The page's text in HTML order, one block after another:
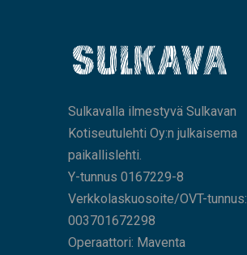
Sulkavalla ilmestyvä Sulkavan
Kotiseutulehti Oy:n julkaisema
paikallislehti.
Y-tunnus 0167229-8
Verkkolaskuosoite/OVT-tunnus:
003701672298
Operaattori: Maventa